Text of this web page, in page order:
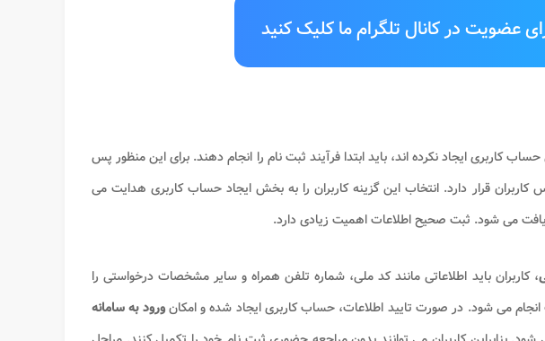
عضویت در کانال تلگرام ما کلیک کنید
حساب کاربری ایجاد نکرده اند، باید ابتدا فرآیند ثبت نام را انجام دهند. برای این منظور پس
کاربران قرار دارد. انتخاب این گزینه کاربران را به بخش ایجاد حساب کاربری هدایت می
می شود. ثبت صحیح اطلاعات اهمیت زیادی دارد.
، کاربران باید اطلاعاتی مانند کد ملی، شماره تلفن همراه و سایر مشخصات درخواستی را
می شود. در صورت تایید اطلاعات، حساب کاربری ایجاد شده و امکانورود به سامانه